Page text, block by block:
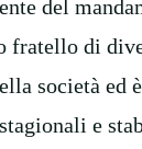
del
fratello di
società ed
e